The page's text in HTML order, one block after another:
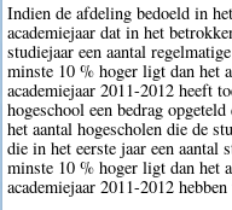
Indien de afdeling bedoeld in
academiejaar dat in het
studiejaar een aantal
minste 10 % hoger ligt dan het
academiejaar 2011-2012 heeft
hogeschool een bedrag
het aantal hogescholen die de
die in het eerste jaar een aantal
minste 10 % hoger ligt dan het
academiejaar 2011-2012 hebben